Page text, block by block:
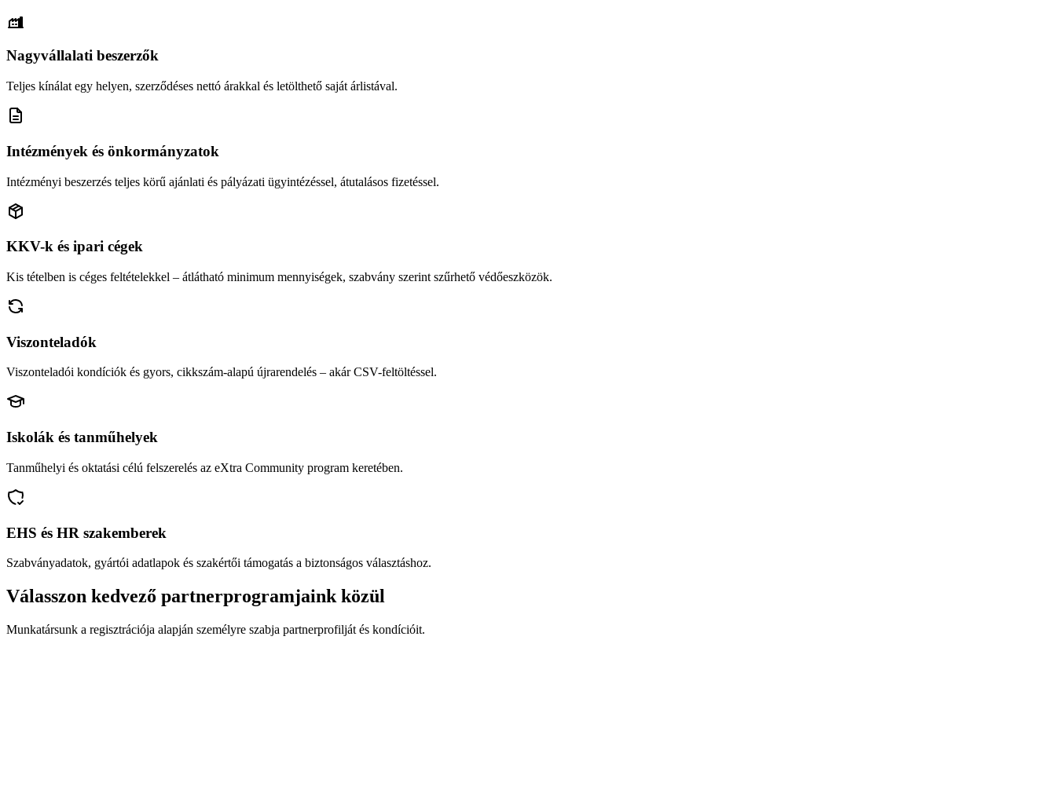
Nagyvállalati beszerzők
Teljes kínálat egy helyen, szerződéses nettó árakkal és letölthető saját árlistával.
Intézmények és önkormányzatok
Intézményi beszerzés teljes körű ajánlati és pályázati ügyintézéssel, átutalásos fizetéssel.
KKV-k és ipari cégek
Kis tételben is céges feltételekkel – átlátható minimum mennyiségek, szabvány szerint szűrhető védőeszközök.
Viszonteladók
Viszonteladói kondíciók és gyors, cikkszám-alapú újrarendelés – akár CSV-feltöltéssel.
Iskolák és tanműhelyek
Tanműhelyi és oktatási célú felszerelés az eXtra Community program keretében.
EHS és HR szakemberek
Szabványadatok, gyártói adatlapok és szakértői támogatás a biztonságos választáshoz.
Válasszon kedvező partnerprogramjaink közül
Munkatársunk a regisztrációja alapján személyre szabja partnerprofilját és kondícióit.